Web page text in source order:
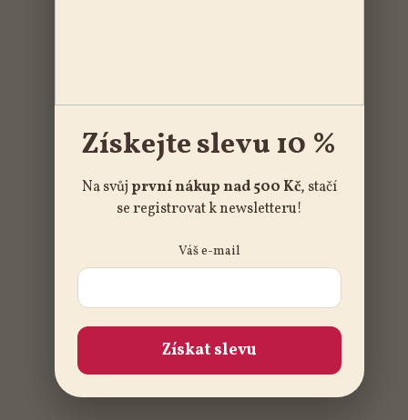
Získejte slevu 10 %
Na svůj první nákup nad 500 Kč, stačí
se registrovat k newsletteru!
Váš e-mail
Získat slevu